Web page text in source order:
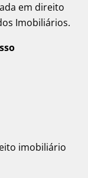
em direito
Imobiliários.
imobiliário